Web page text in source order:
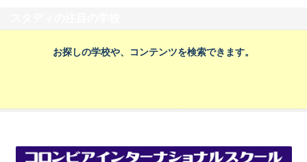
お探しの学校や、コンテンツを検索できます。